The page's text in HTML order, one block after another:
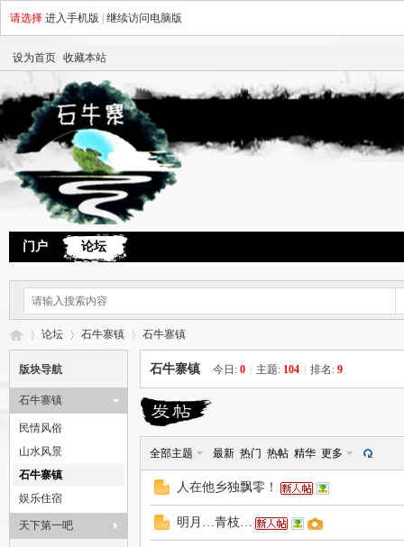
请选择 进入手机版 继续访问电脑版
设为首页 收藏本站
门户 论坛
平 »
论坛
›
石牛寨镇
›
石牛寨镇
版块导航
石牛寨镇
民情风俗
山水风景
石牛寨镇
娱乐住宿
天下第一吧
石牛寨镇 今日: 0 主题: 104 排名: 9
全部主题 最新 热门 热帖 精华 更多
人在他乡独飘零！
明月…青枝…